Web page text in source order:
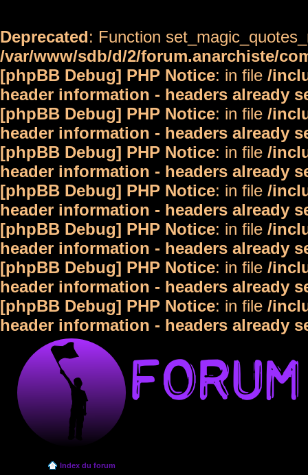
Deprecated: Function
/var/www/sdb/d/2/forum.anarchiste/
[phpBB Debug] PHP Notice: in file /
header information - headers already
[phpBB Debug] PHP Notice: in file /
header information - headers already
[phpBB Debug] PHP Notice: in file /
header information - headers already
[phpBB Debug] PHP Notice: in file /
header information - headers already
[phpBB Debug] PHP Notice: in file /
header information - headers already
[phpBB Debug] PHP Notice: in file /
header information - headers already
[phpBB Debug] PHP Notice: in file /
header information - headers already
Index du forum